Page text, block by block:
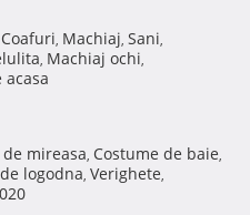
Coafuri, Machiaj, Sani,
, Machiaj ochi,
acasa
de mireasa, Costume de baie,
logodna, Verighete,